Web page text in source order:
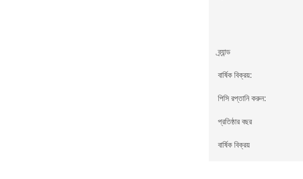
ব্র্যান্ড
বার্ষিক বিক্রয়:
পিসি রপ্তানি করুন:
প্রতিষ্ঠার বছর
বার্ষিক বিক্রয়